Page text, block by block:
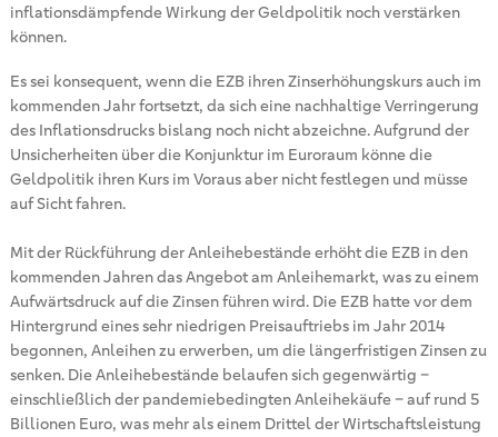
inflationsdämpfende Wirkung der Geldpolitik noch verstärken
können.
Es sei konsequent, wenn die EZB ihren Zinserhöhungskurs auch im
kommenden Jahr fortsetzt, da sich eine nachhaltige Verringerung
des Inflationsdrucks bislang noch nicht abzeichne. Aufgrund der
Unsicherheiten über die Konjunktur im Euroraum könne die
Geldpolitik ihren Kurs im Voraus aber nicht festlegen und müsse
auf Sicht fahren.
Mit der Rückführung der Anleihebestände erhöht die EZB in den
kommenden Jahren das Angebot am Anleihemarkt, was zu einem
Aufwärtsdruck auf die Zinsen führen wird. Die EZB hatte vor dem
Hintergrund eines sehr niedrigen Preisauftriebs im Jahr 2014
begonnen, Anleihen zu erwerben, um die längerfristigen Zinsen zu
senken. Die Anleihebestände belaufen sich gegenwärtig –
einschließlich der pandemiebedingten Anleihekäufe – auf rund 5
Billionen Euro, was mehr als einem Drittel der Wirtschaftsleistung